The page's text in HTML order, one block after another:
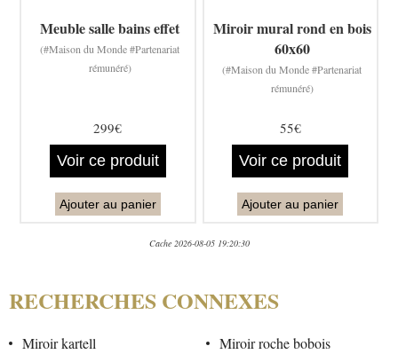
Meuble salle bains effet
(#Maison du Monde #Partenariat
rémunéré)
299€
Voir ce produit
Ajouter au panier
Miroir mural rond en bois
60x60
(#Maison du Monde #Partenariat
rémunéré)
55€
Voir ce produit
Ajouter au panier
Cache 2026-08-05 19:20:30
RECHERCHES CONNEXES
Miroir kartell
Miroir roche bobois